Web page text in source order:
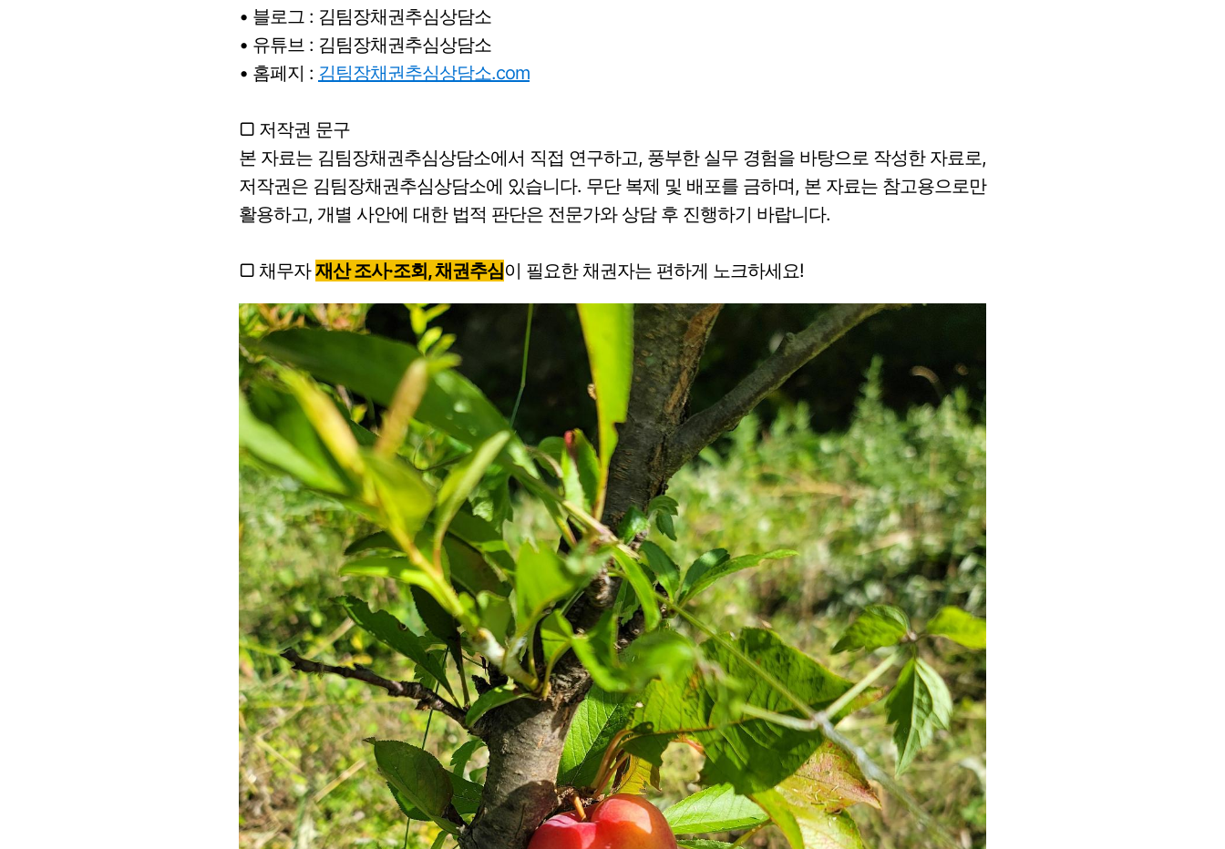
• 블로그 : 김팀장채권추심상담소
• 유튜브 : 김팀장채권추심상담소
• 홈페지 : 김팀장채권추심상담소.com
▢ 저작권 문구
본 자료는 김팀장채권추심상담소에서 직접 연구하고, 풍부한 실무 경험을 바탕으로 작성한 자료로,
저작권은 김팀장채권추심상담소에 있습니다. 무단 복제 및 배포를 금하며, 본 자료는 참고용으로만
활용하고, 개별 사안에 대한 법적 판단은 전문가와 상담 후 진행하기 바랍니다.
▢ 채무자재산 조사·조회, 채권추심이 필요한 채권자는 편하게 노크하세요!